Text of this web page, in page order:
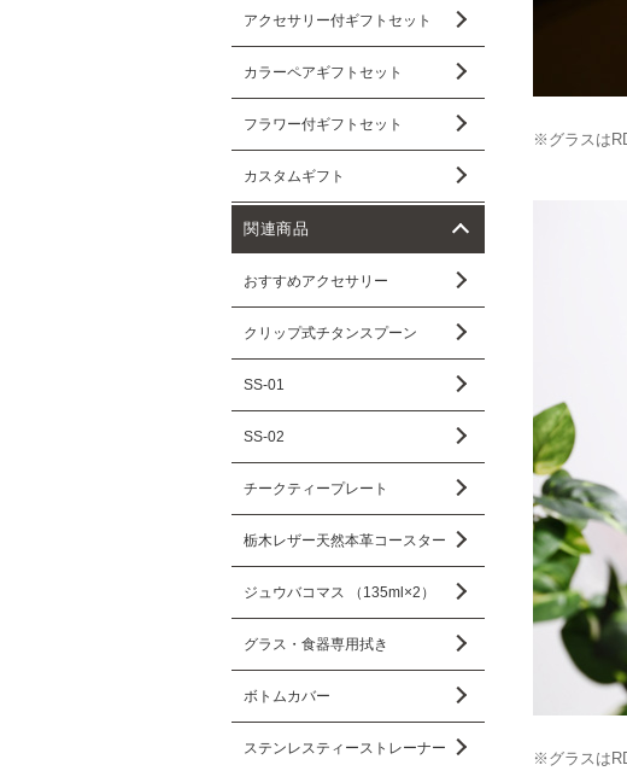
※グラスは
※グラスは
アクセサリー付ギフトセット
カラーペアギフトセット
フラワー付ギフトセット
カスタムギフト
関連商品
おすすめアクセサリー
クリップ式チタンスプーン
SS-01
SS-02
チークティープレート
栃木レザー天然本革コースター
ジュウバコマス （135ml×2）
グラス・食器専用拭き
ボトムカバー
ステンレスティーストレーナー